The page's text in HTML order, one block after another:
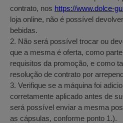
contrato, nos https://www.dolce-
loja online, não é possível
bebidas.
2. Não será possível trocar ou
que a mesma é oferta, como
requisitos da promoção, e como
resolução de contrato por
3. Verifique se a máquina foi
corretamente aplicado antes de
será possível enviar a mesma
as cápsulas, conforme ponto 1.).